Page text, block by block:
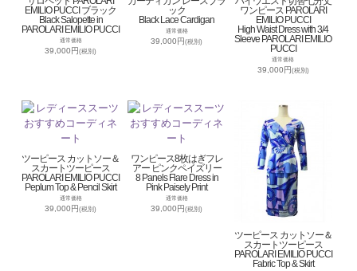
EMILIO PUCCI ブラック
Black Salopette in
PAROLARI EMILIO PUCCI
通常価格
39,000円(税別)
ック
Black Lace Cardigan
通常価格
39,000円(税別)
ワンピース PAROLARI
EMILIO PUCCI
High Waist Dress with 3/4
Sleeve PAROLARI EMILIO
PUCCI
通常価格
39,000円 (税別)
ツーピース カットソー＆
スカートツーピース
PAROLARI EMILIO PUCCI
Peplum Top & Pencil Skirt
通常価格
39,000円(税別)
ワンピース8枚はぎフレ
アー ピンクペイズリー
8 Panels Flare Dress in
Pink Paisely Print
通常価格
39,000円(税別)
ツーピース カットソー＆
スカートツーピース
PAROLARI EMILIO PUCCI
Fabric Top & Skirt